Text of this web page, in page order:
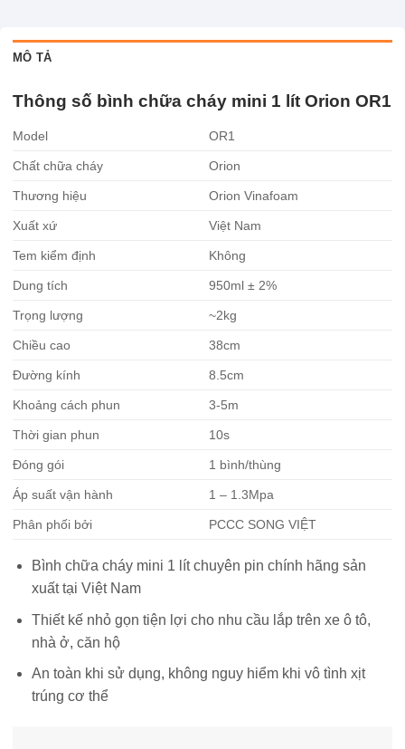
MÔ TẢ
Thông số bình chữa cháy mini 1 lít Orion OR1
Model OR1
Chất chữa cháy Orion
Thương hiệu Orion Vinafoam
Xuất xứ Việt Nam
Tem kiểm định Không
Dung tích 950ml ± 2%
Trọng lượng ~2kg
Chiều cao 38cm
Đường kính 8.5cm
Khoảng cách phun 3-5m
Thời gian phun 10s
Đóng gói 1 bình/thùng
Áp suất vận hành 1 – 1.3Mpa
Phân phối bởi PCCC SONG VIỆT
Bình chữa cháy mini 1 lít chuyên pin chính hãng sản
xuất tại Việt Nam
Thiết kế nhỏ gọn tiện lợi cho nhu cầu lắp trên xe ô tô,
nhà ở, căn hộ
An toàn khi sử dụng, không nguy hiểm khi vô tình xịt
trúng cơ thể